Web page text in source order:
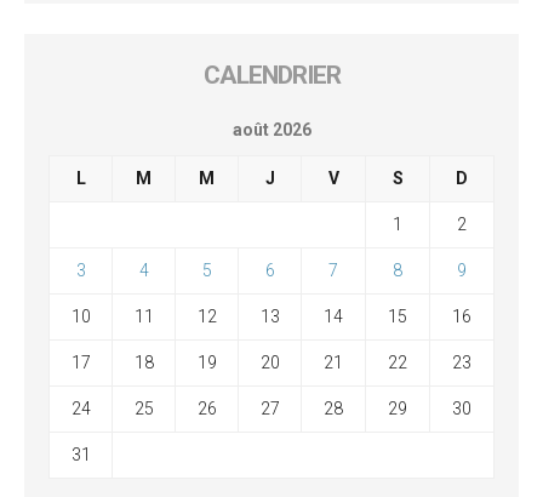
CALENDRIER
août 2026
L M M J V S D
1 2
3 4 5 6 7 8 9
10 11 12 13 14 15 16
17 18 19 20 21 22 23
24 25 26 27 28 29 30
31